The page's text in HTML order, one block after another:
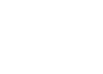
marché français.
sur les véhicules
véhicules de
de vie (ex-flottes
Allemagne, berceau
les véhicules